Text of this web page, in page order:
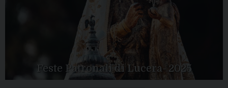
Feste Patronali di Lucera- 2025